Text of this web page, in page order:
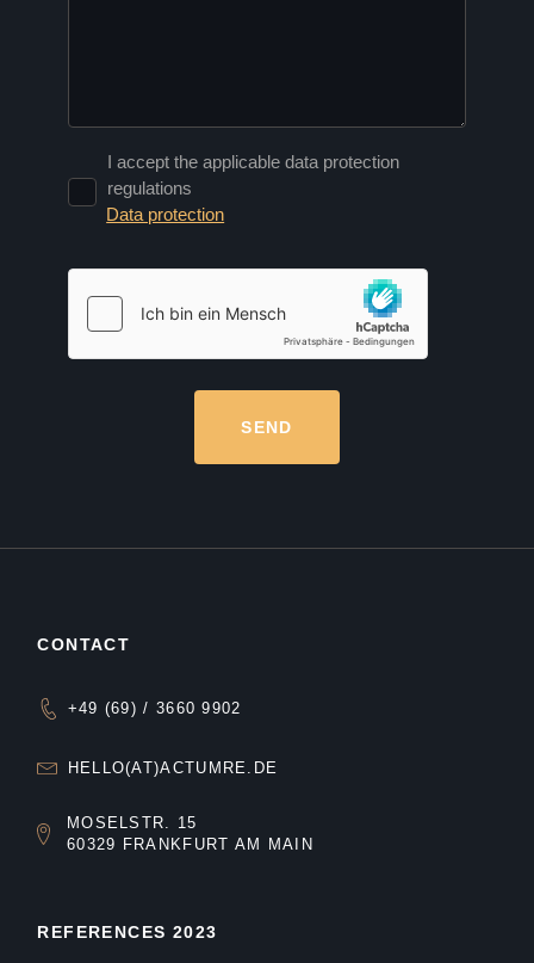
I accept the applicable data protection
regulations
Data protection
SEND
CONTACT
+49 (69) / 3660 9902
HELLO(AT)ACTUMRE.DE
MOSELSTR. 15
60329 FRANKFURT AM MAIN
REFERENCES 2023